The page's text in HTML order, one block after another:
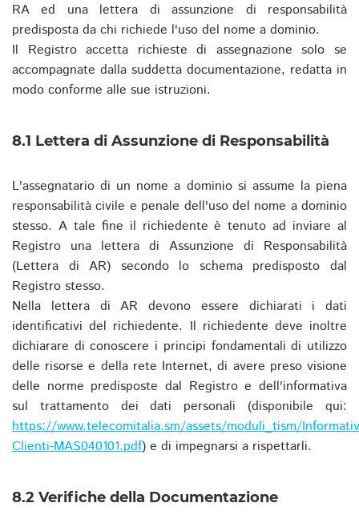
RA ed una lettera di assunzione di responsabilità
predisposta da chi richiede l'uso del nome a dominio.
Il Registro accetta richieste di assegnazione solo se
accompagnate dalla suddetta documentazione, redatta in
modo conforme alle sue istruzioni.
8.1 Lettera di Assunzione di Responsabilità
L'assegnatario di un nome a dominio si assume la piena
responsabilità civile e penale dell'uso del nome a dominio
stesso. A tale fine il richiedente è tenuto ad inviare al
Registro una lettera di Assunzione di Responsabilità
(Lettera di AR) secondo lo schema predisposto dal
Registro stesso.
Nella lettera di AR devono essere dichiarati i dati
identificativi del richiedente. Il richiedente deve inoltre
dichiarare di conoscere i principi fondamentali di utilizzo
delle risorse e della rete Internet, di avere preso visione
delle norme predisposte dal Registro e dell'informativa
sul trattamento dei dati personali (disponibile qui:
https://www.telecomitalia.sm/assets/moduli_tism/
Clienti-MAS040101.pdf) e di impegnarsi a rispettarli.
8.2 Verifiche della Documentazione